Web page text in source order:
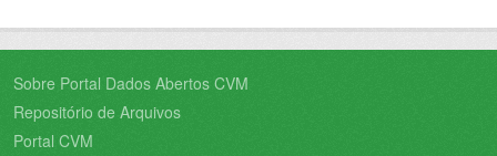
Sobre Portal Dados Abertos CVM
Repositório de Arquivos
Portal CVM